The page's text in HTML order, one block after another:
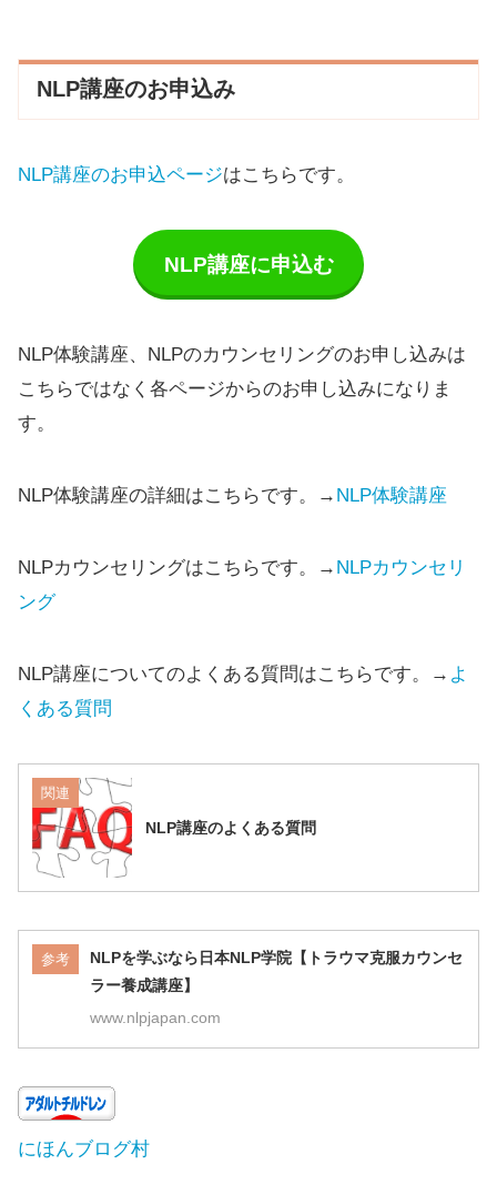
NLP講座のお申込み
NLP講座のお申込ページはこちらです。
NLP講座に申込む
NLP体験講座、NLPのカウンセリングのお申し込みは
こちらではなく各ページからのお申し込みになりま
す。
NLP体験講座の詳細はこちらです。→ NLP体験講座
NLPカウンセリングはこちらです。→ NLPカウンセリ
ング
NLP講座についてのよくある質問はこちらです。→ よ
くある質問
関連
NLP講座のよくある質問
参考
NLPを学ぶなら日本NLP学院【トラウマ克服カウンセ
ラー養成講座】
www.nlpjapan.com
にほんブログ村